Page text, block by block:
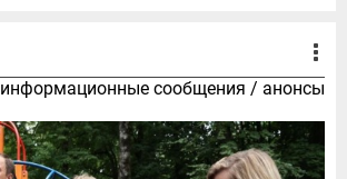
информационные сообщения / анонсы